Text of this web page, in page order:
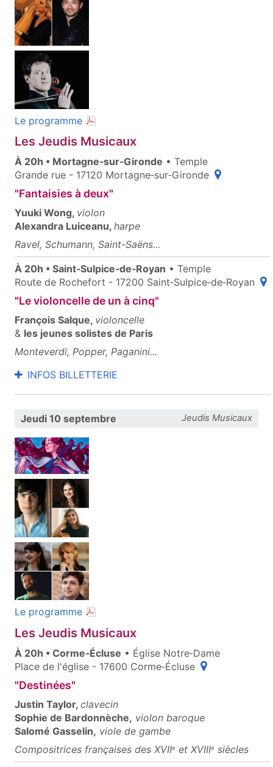
Le programme(document PDF, ouvre une nouvelle
Les Jeudis Musicaux
À 20h • Mortagne‑sur‑Gironde • Temple
Grande rue - 17120 Mortagne‑sur‑Gironde(ouvre une
"Fantaisies à deux"
Yuuki Wong, violon
Alexandra Luiceanu, harpe
Ravel, Schumann, Saint-Saëns...
À 20h • Saint‑Sulpice‑de‑Royan • Temple
Route de Rochefort - 17200 Saint‑Sulpice‑de‑Royan
"Le violoncelle de un à cinq"
François Salque, violoncelle
& les jeunes solistes de Paris
Monteverdi, Popper, Paganini...
INFOS BILLETTERIE
Jeudi 10 septembre Jeudis Musicaux
Le programme(document PDF, ouvre une nouvelle
Les Jeudis Musicaux
À 20h • Corme‑Écluse • Église Notre‑Dame
Place de l'église - 17600 Corme‑Écluse(ouvre une
"Destinées"
Justin Taylor, clavecin
Sophie de Bardonnèche, violon baroque
Salomé Gasselin, viole de gambe
Compositrices françaises des XVIIe et XVIIIe siècles